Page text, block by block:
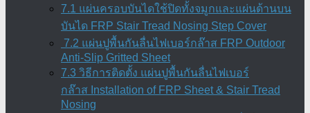
7.1 แผ่นครอบบันไดใช้ปิดทั้งจมูกและแผ่นด้านบน
บันได FRP Stair Tread Nosing Step Cover
7.2 แผ่นปูพื้นกันลื่นไฟเบอร์กล๊าส FRP Outdoor
Anti-Slip Gritted Sheet
7.3 วิธีการติดตั้ง แผ่นปูพื้นกันลื่นไฟเบอร์
กล๊าส Installation of FRP Sheet & Stair Tread
Nosing